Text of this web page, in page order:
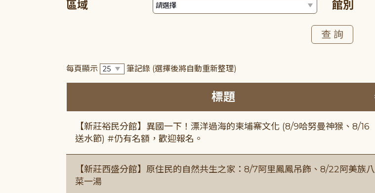
區域 館別
每頁顯示 筆記錄 (選擇後將自動重新整理)
標題
【新莊裕民分館】異國一下！漂洋過海的柬埔寨文化 (8/9哈努曼神猴、8/16
送水節) #仍有名額，歡迎報名。
【新莊西盛分館】原住民的自然共生之家：8/7阿里鳳鳳吊飾、8/22阿美族八
菜一湯